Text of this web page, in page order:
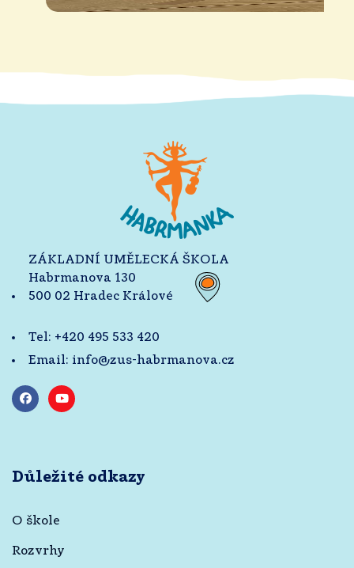
ZÁKLADNÍ UMĚLECKÁ ŠKOLA
Habrmanova 130
500 02 Hradec Králové
Tel: +420 495 533 420
Email: info@zus-habrmanova.cz
Důležité odkazy
O škole
Rozvrhy